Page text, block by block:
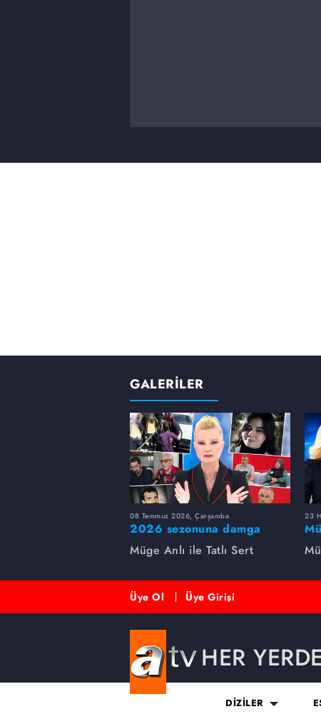
GALERİLER
08 Temmuz 2026, Çarşamba
2026 sezonuna damga
vuran 5 Müge Anlı
dosyası...
Müge Anlı ile Tatlı Sert
23
Üye Ol Üye Girişi
HER
DİZİLER